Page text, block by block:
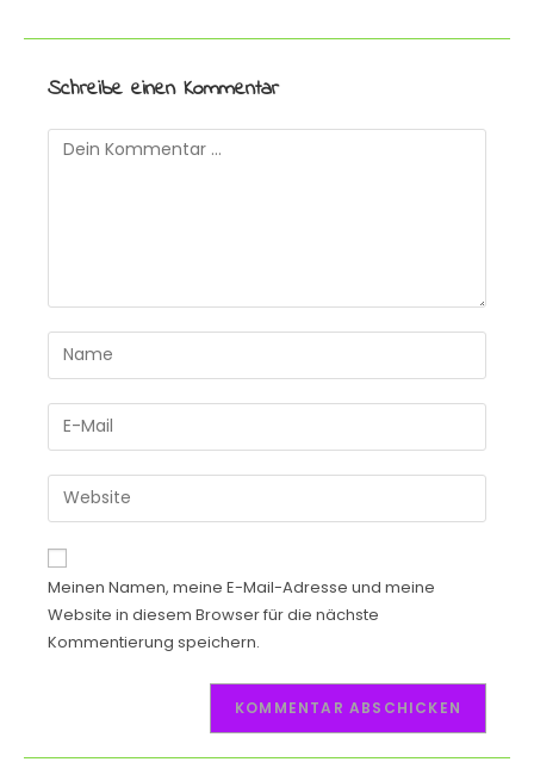
Schreibe einen Kommentar
Meinen Namen, meine E-Mail-Adresse und meine
Website in diesem Browser für die nächste
Kommentierung speichern.